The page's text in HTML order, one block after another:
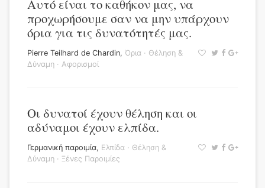
Αυτό είναι το καθήκον μας, να
προχωρήσουμε σαν να μην υπάρχουν
όρια για τις δυνατότητές μας.
Pierre Teilhard de Chardin, Όρια · Θέληση &
Δύναμη · Αφορισμοί
Οι δυνατοί έχουν θέληση και οι
αδύναμοι έχουν ελπίδα.
Γερμανική παροιμία, Ελπίδα · Θέληση &
Δύναμη · Ξένες Παροιμίες